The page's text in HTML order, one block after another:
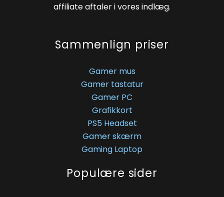
affiliate aftaler i vores indlæg.
Sammenlign priser
Gamer mus
Gamer tastatur
Gamer PC
Grafikkort
PS5 Headset
Gamer skærm
Gaming Laptop
Populære sider